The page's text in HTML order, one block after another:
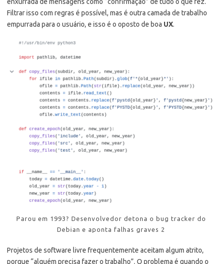
Filtrar isso com regras é possível, mas é outra camada de trabalho
empurrada para o usuário, e isso é o oposto de boa UX.
Parou em 1993? Desenvolvedor detona o bug tracker do
Debian e aponta falhas graves 2
Projetos de software livre frequentemente aceitam algum atrito,
porque “alguém precisa fazer o trabalho”. O problema é quando o